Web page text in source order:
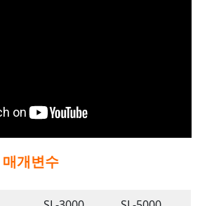
매개변수